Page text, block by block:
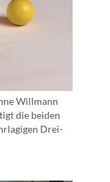
Willmann
die beiden
Drei-